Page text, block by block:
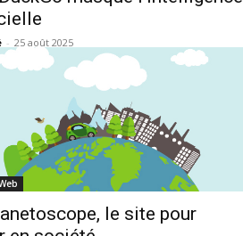
- 25 août 2025
le site pour